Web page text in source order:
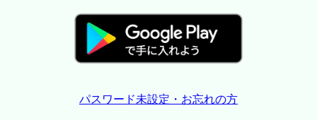
パスワード未設定・お忘れの方